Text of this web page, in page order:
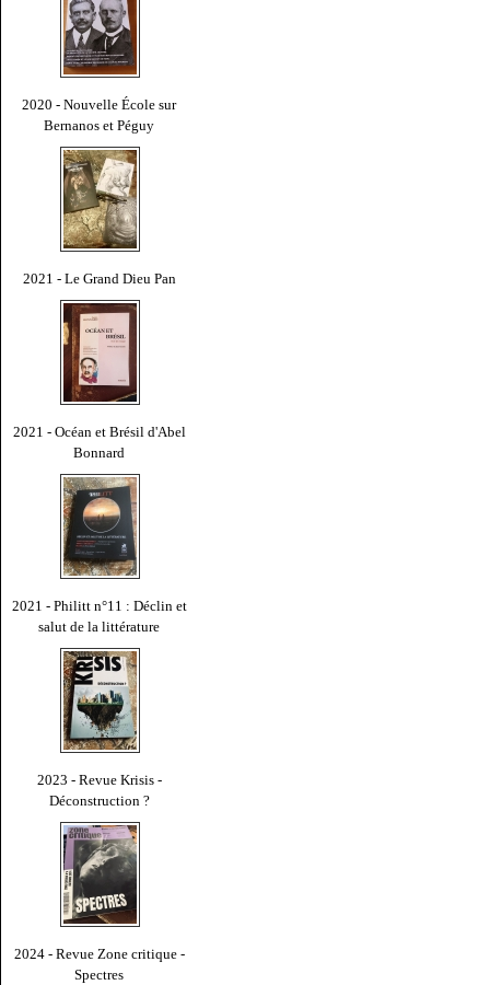
2020 - Nouvelle École sur
Bernanos et Péguy
2021 - Le Grand Dieu Pan
2021 - Océan et Brésil d'Abel
Bonnard
2021 - Philitt n°11 : Déclin et
salut de la littérature
2023 - Revue Krisis -
Déconstruction ?
2024 - Revue Zone critique -
Spectres